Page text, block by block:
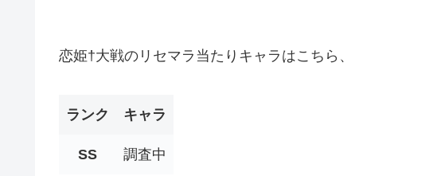
恋姫†大戦のリセマラ当たりキャラはこちら、
ランク キャラ
SS 調査中